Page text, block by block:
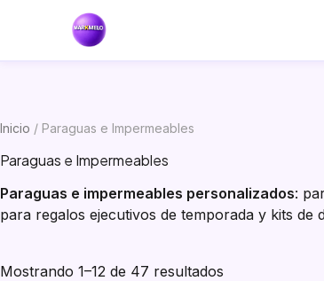
Inicio / Paraguas e Impermeables
Paraguas e Impermeables
Paraguas e impermeables personalizados:
para regalos ejecutivos de temporada y kits de
Mostrando 1–12 de 47 resultados